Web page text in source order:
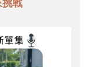
戰